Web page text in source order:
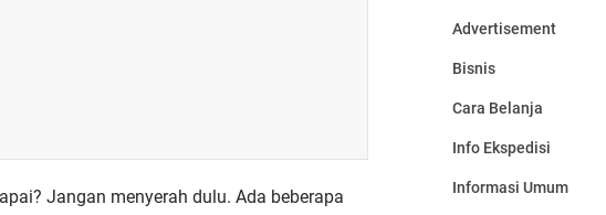
Jangan menyerah dulu. Ada beberapa
Advertisement
Bisnis
Cara Belanja
Info Ekspedisi
Informasi Umum